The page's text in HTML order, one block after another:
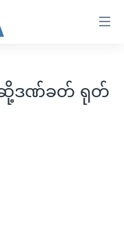
တ်ဆို့ဒဏ်ခတ် ရုတ်